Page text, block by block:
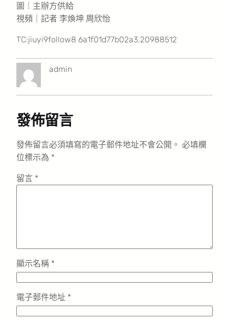
圖｜主辦方供給
視頻｜記者 李煥坤 周欣怡
TC:jiuyi9follow8 6a1f01d77b02a3.20988512
admin
發佈留言
發佈留言必須填寫的電子郵件地址不會公開。 必填欄
位標示為 *
留言 *
顯示名稱 *
電子郵件地址 *